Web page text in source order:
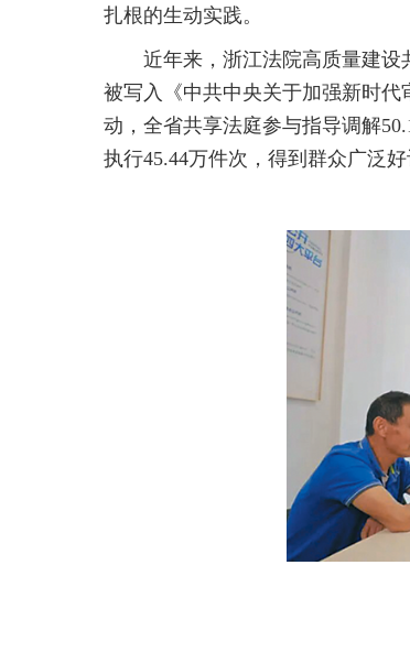
扎根的生动实践。
近年来，浙江法院高质量建设
被写入《中共中央关于加强新时
动，全省共享法庭参与指导调解
执行45.44万件次，得到群众广泛好